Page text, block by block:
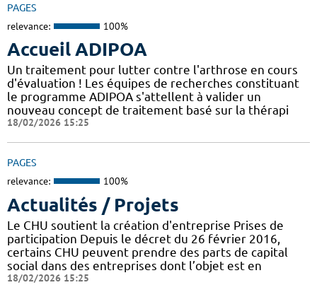
PAGES
relevance: 100%
Accueil ADIPOA
Un traitement pour lutter contre l'arthrose en cours
d'évaluation ! Les équipes de recherches constituant
le programme ADIPOA s'attellent à valider un
nouveau concept de traitement basé sur la thérapi
18/02/2026 15:25
PAGES
relevance: 100%
Actualités / Projets
Le CHU soutient la création d'entreprise Prises de
participation Depuis le décret du 26 février 2016,
certains CHU peuvent prendre des parts de capital
social dans des entreprises dont l’objet est en
18/02/2026 15:25